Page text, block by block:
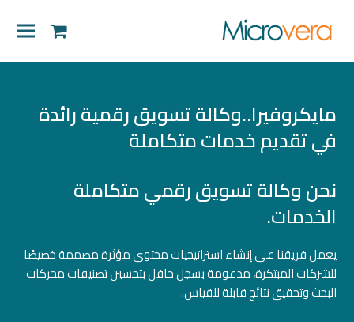
cart
مايكروفيرا..وكالة تسويق رقمية رائدة
في تقديم خدمات متكاملة
نحن وكالة تسويق رقمي متكاملة
الخدمات.
يعمل فريقنا على إنشاء استراتيجيات محتوى مؤثرة مصممة خصيصًا
للشركات المبتكرة، مدعومة بسجل حافل بتحسين تصنيفات محركات
البحث وتحقيق نتائج قابلة للقياس.